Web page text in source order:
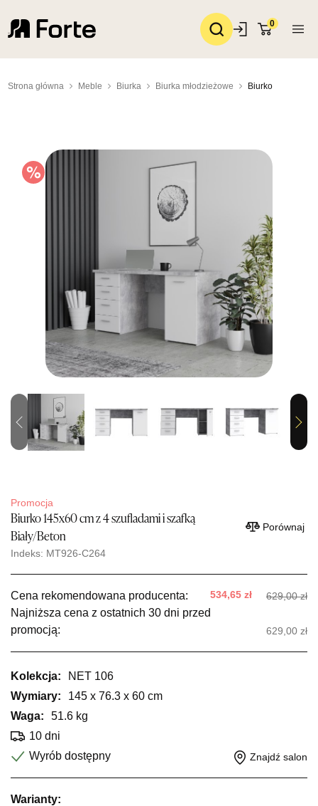
0
Strona główna Meble Biurka Biurka młodzieżowe Biurko
Previous Next
Promocja
Biurko 145x60 cm z 4 szufladami i szafką
Biały/Beton
Indeks: MT926-C264
Porównaj
Cena rekomendowana producenta: 534,65 zł 629,00 zł
Najniższa cena z ostatnich 30 dni przed
promocją:
629,00 zł
Kolekcja:
NET 106
Wymiary:
145 x 76.3 x 60 cm
Waga:
51.6 kg
10 dni
Wyrób dostępny
Znajdź salon
Warianty: